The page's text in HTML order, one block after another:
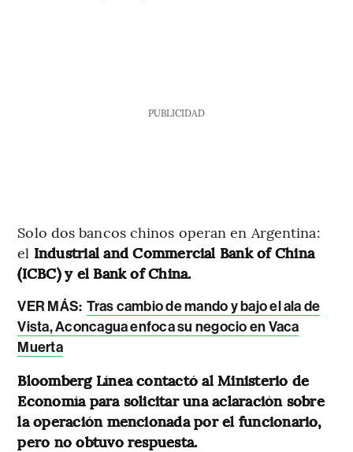
PUBLICIDAD
Solo dos bancos chinos operan en Argentina:
el Industrial and Commercial Bank of China
(ICBC) y el Bank of China.
VER MÁS: Tras cambio de mando y bajo el ala de
Vista, Aconcagua enfoca su negocio en Vaca
Muerta
Bloomberg Línea contactó al Ministerio de
Economía para solicitar una aclaración sobre
la operación mencionada por el funcionario,
pero no obtuvo respuesta.